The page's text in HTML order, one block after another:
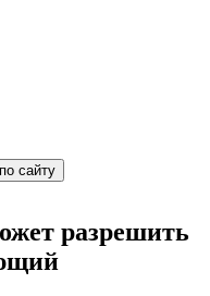
сайту
разрешить